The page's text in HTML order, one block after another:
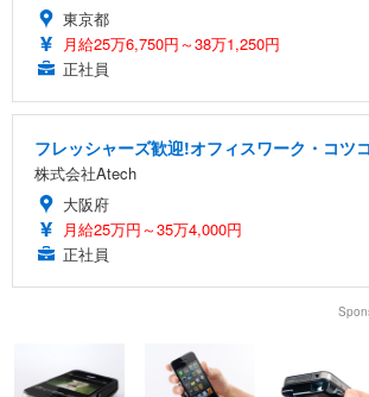
東京都
月給25万6,750円～38万1,250円
正社員
フレッシャーズ歓迎!オフィスワーク・コツ
株式会社Atech
大阪府
月給25万円～35万4,000円
正社員